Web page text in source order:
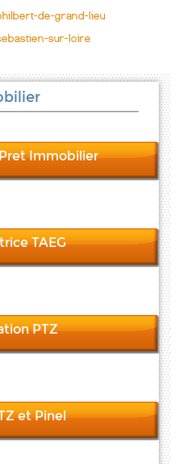
de-grand-lieu
sur-loire
Immobilier
TAEG
PTZ
et Pinel